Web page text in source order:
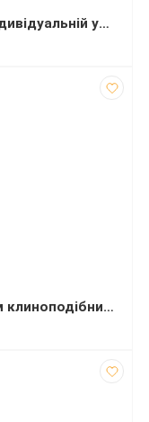
Мішалка дерев'яна до кави в індивідуальній упаковці 14 см 500 штук
Маркер Highlighter D2503 2-4 мм клиноподібний Рожевий